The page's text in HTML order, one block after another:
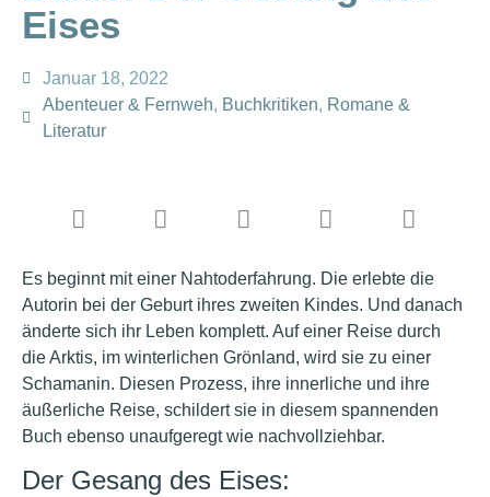
Eises
Januar 18, 2022
Abenteuer & Fernweh, Buchkritiken, Romane &
Literatur
Es beginnt mit einer Nahtoderfahrung. Die erlebte die
Autorin bei der Geburt ihres zweiten Kindes. Und danach
änderte sich ihr Leben komplett. Auf einer Reise durch
die Arktis, im winterlichen Grönland, wird sie zu einer
Schamanin. Diesen Prozess, ihre innerliche und ihre
äußerliche Reise, schildert sie in diesem spannenden
Buch ebenso unaufgeregt wie nachvollziehbar.
Der Gesang des Eises: